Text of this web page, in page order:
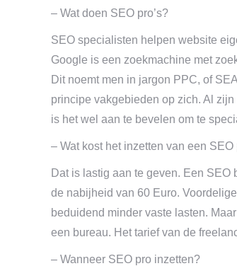
– Wat doen SEO pro’s?
SEO specialisten helpen website
Google is een zoekmachine met
Dit noemt men in jargon PPC, of
principe vakgebieden op zich. Al
is het wel aan te bevelen om te
– Wat kost het inzetten van een
Dat is lastig aan te geven. Een
de nabijheid van 60 Euro.
beduidend minder vaste lasten.
een bureau. Het tarief van de
– Wanneer SEO pro inzetten?